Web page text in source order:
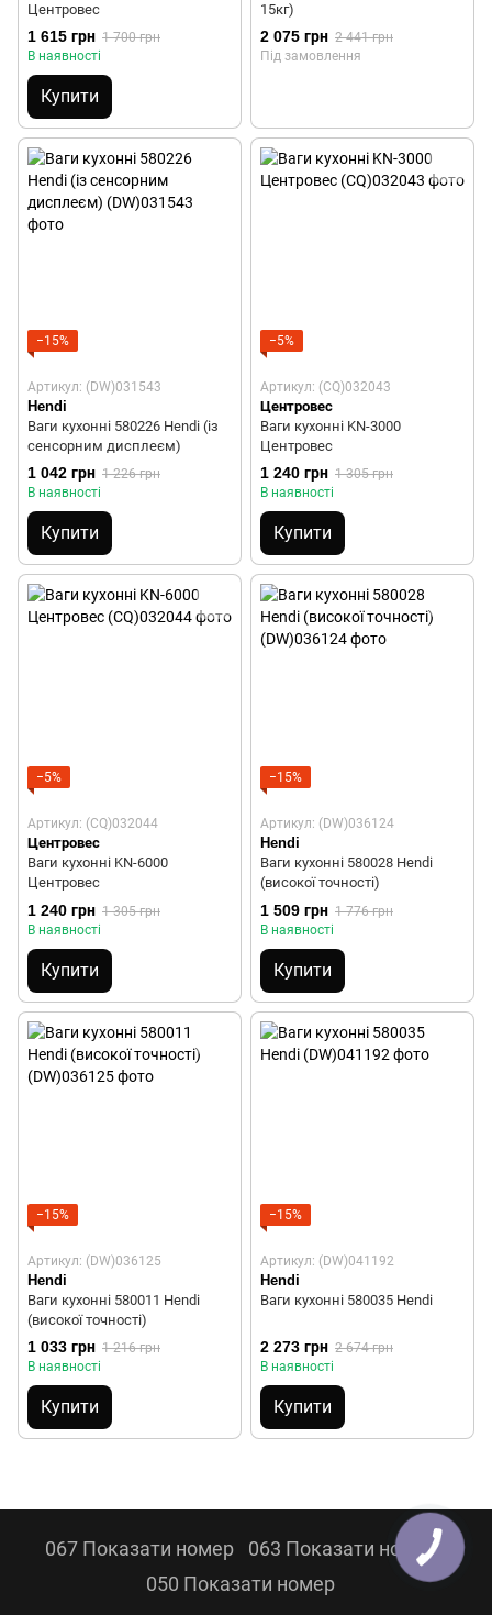
Центровес
1 615 грн 1 700 грн
В наявності
Купити
15кг)
2 075 грн 2 441 грн
Під замовлення
−15%
Артикул: (DW)031543
Hendi
Ваги кухонні 580226 Hendi (із
сенсорним дисплеєм)
1 042 грн 1 226 грн
В наявності
Купити
−5%
Артикул: (CQ)032043
Центровес
Ваги кухонні KN-3000
Центровес
1 240 грн 1 305 грн
В наявності
Купити
−5%
Артикул: (CQ)032044
Центровес
Ваги кухонні KN-6000
Центровес
1 240 грн 1 305 грн
В наявності
Купити
−15%
Артикул: (DW)036124
Hendi
Ваги кухонні 580028 Hendi
(високої точності)
1 509 грн 1 776 грн
В наявності
Купити
−15%
Артикул: (DW)036125
Hendi
Ваги кухонні 580011 Hendi
(високої точності)
1 033 грн 1 216 грн
В наявності
Купити
−15%
Артикул: (DW)041192
Hendi
Ваги кухонні 580035 Hendi
2 273 грн 2 674 грн
В наявності
Купити
067 Показати номер
063 Показати номер
050 Показати номер